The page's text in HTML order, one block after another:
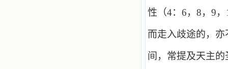
性（4： 6， 8， 9，
而走入歧途的，
间，常提及天主